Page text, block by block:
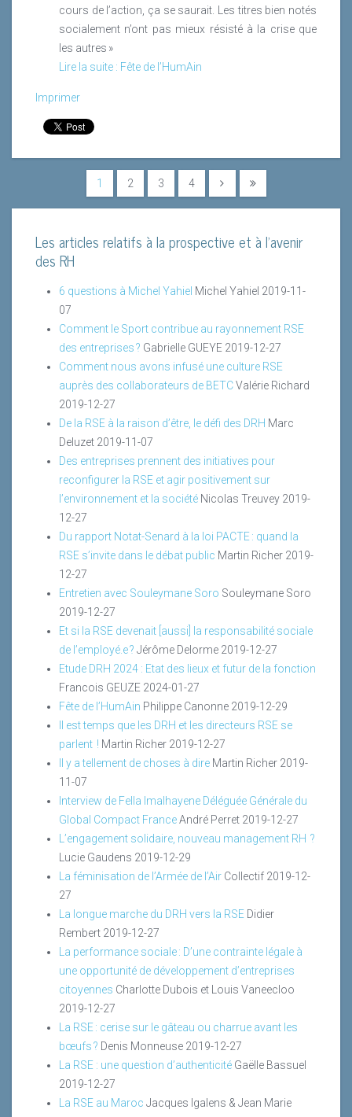
cours de l’action, ça se saurait. Les titres bien notés
socialement n’ont pas mieux résisté à la crise que
les autres »
Lire la suite : Fête de l’HumAin
Imprimer
1 2 3 4
Les articles relatifs à la prospective et à l'avenir
des RH
6 questions à Michel Yahiel Michel Yahiel 2019-11-
07
Comment le Sport contribue au rayonnement RSE
des entreprises ? Gabrielle GUEYE 2019-12-27
Comment nous avons infusé une culture RSE
auprès des collaborateurs de BETCValérie Richard
2019-12-27
De la RSE à la raison d’être, le défi des DRH Marc
Deluzet 2019-11-07
Des entreprises prennent des initiatives pour
reconfigurer la RSE et agir positivement sur
l’environnement et la société Nicolas Treuvey 2019-
12-27
Du rapport Notat-Senard à la loi PACTE : quand la
RSE s’invite dans le débat public Martin Richer 2019-
12-27
Entretien avec Souleymane Soro Souleymane Soro
2019-12-27
Et si la RSE devenait [aussi] la responsabilité sociale
de l’employé.e ? Jérôme Delorme 2019-12-27
Etude DRH 2024 : Etat des lieux et futur de la fonction
Francois GEUZE 2024-01-27
Fête de l’HumAin Philippe Canonne 2019-12-29
Il est temps que les DRH et les directeurs RSE se
parlent ! Martin Richer 2019-12-27
Il y a tellement de choses à dire Martin Richer 2019-
11-07
Interview de Fella Imalhayene Déléguée Générale du
Global Compact FranceAndré Perret 2019-12-27
L’engagement solidaire, nouveau management RH ?
Lucie Gaudens 2019-12-29
La féminisation de l’Armée de l’Air Collectif 2019-12-
27
La longue marche du DRH vers la RSE Didier
Rembert 2019-12-27
La performance sociale : D’une contrainte légale à
une opportunité de développement d’entreprises
citoyennes Charlotte Dubois et Louis Vaneecloo
2019-12-27
La RSE : cerise sur le gâteau ou charrue avant les
bœufs ? Denis Monneuse 2019-12-27
La RSE : une question d’authenticité Gaëlle Bassuel
2019-12-27
La RSE au Maroc Jacques Igalens & Jean Marie